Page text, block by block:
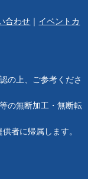
合わせ
イベントカ
の上、ご参考くださ
の無断加工・無断転
者に帰属します。